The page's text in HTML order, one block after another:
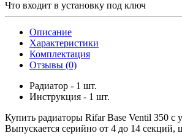
Что входит в установку под ключ
Описание
Характеристики
Комплектация
Отзывы (0)
Радиатор - 1 шт.
Инструкция - 1 шт.
Купить радиаторы Rifar Base Ventil 350 с
Выпускается серийно от 4 до 14 секций,